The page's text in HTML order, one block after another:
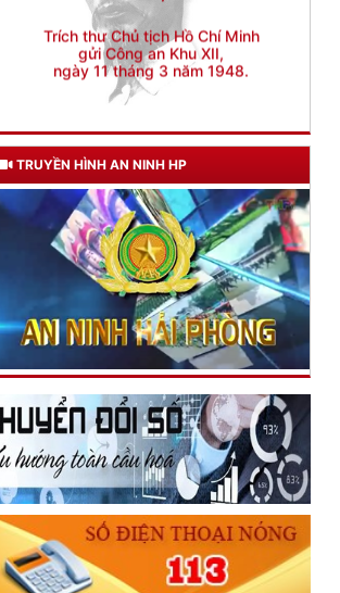
ngày 11 tháng 3 năm 1948.
TRUYỀN HÌNH AN NINH HP